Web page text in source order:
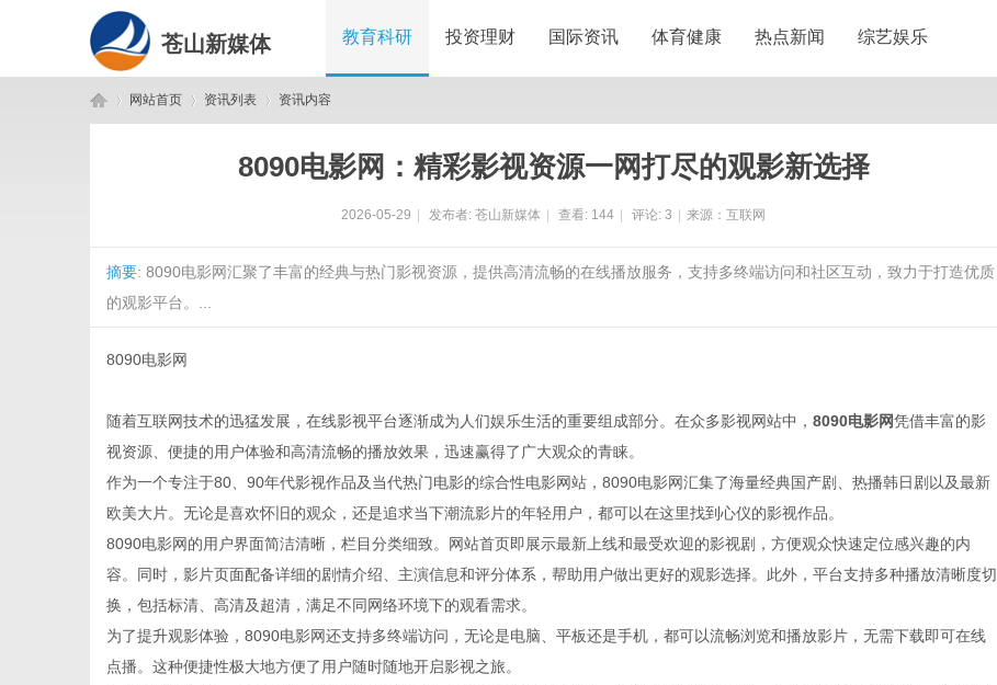
苍山新媒体 教育科研 投资理财 国际资讯 体育健康 热点新闻 综艺娱乐
网站首页 资讯列表 资讯内容
8090电影网：精彩影视资源一网打尽的观影新选择
2026-05-29 发布者: 苍山新媒体 查看: 144 评论: 3 来源：互联网
摘要: 8090电影网汇聚了丰富的经典与热门影视资源，提供高清流畅的在线播放服务，支持多终端访问和社区互动，致力于打造优质
的观影平台。...
8090电影网
随着互联网技术的迅猛发展，在线影视平台逐渐成为人们娱乐生活的重要组成部分。在众多影视网站中， 8090电影网凭借丰富的影
视资源、便捷的用户体验和高清流畅的播放效果，迅速赢得了广大观众的青睐。
作为一个专注于80、90年代影视作品及当代热门电影的综合性电影网站，8090电影网汇集了海量经典国产剧、热播韩日剧以及最新
欧美大片。无论是喜欢怀旧的观众，还是追求当下潮流影片的年轻用户，都可以在这里找到心仪的影视作品。
8090电影网的用户界面简洁清晰，栏目分类细致。网站首页即展示最新上线和最受欢迎的影视剧，方便观众快速定位感兴趣的内
容。同时，影片页面配备详细的剧情介绍、主演信息和评分体系，帮助用户做出更好的观影选择。此外，平台支持多种播放清晰度切
换，包括标清、高清及超清，满足不同网络环境下的观看需求。
为了提升观影体验，8090电影网还支持多终端访问，无论是电脑、平板还是手机，都可以流畅浏览和播放影片，无需下载即可在线
点播。这种便捷性极大地方便了用户随时随地开启影视之旅。